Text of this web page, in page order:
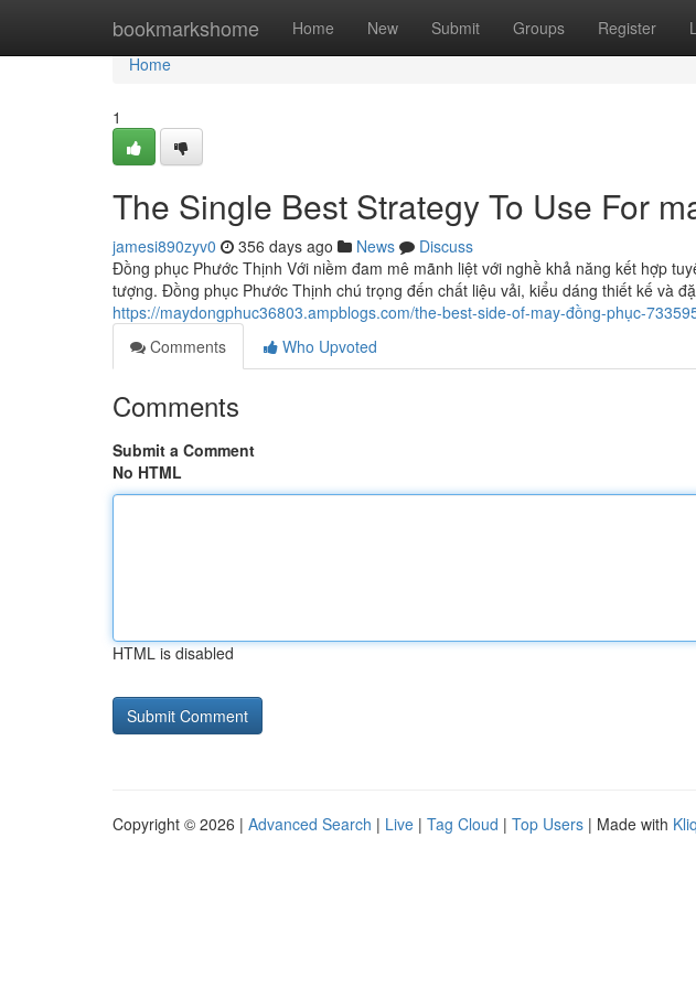
bookmarkshome Home New Submit Groups Register
Home
Home
1
The Single Best Strategy To Use For
jamesi890zyv0 356 days ago News
Discuss
Đồng phục Phước Thịnh Với niềm đam mê mãnh liệt với nghề khả năng kết hợp
tượng. Đồng phục Phước Thịnh chú trọng đến chất liệu vải, kiểu dáng thiết kế và
https://maydongphuc36803.ampblogs.com/the-best-side-of-may-đồng-phục-
Comments
Who Upvoted
Comments
Submit a Comment
No HTML
HTML is disabled
Copyright © 2026 | Advanced Search | Live | Tag Cloud | Top Users | Made with